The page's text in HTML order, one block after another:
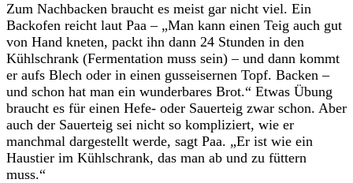
Zum Nachbacken braucht es meist gar nicht viel. Ein
Backofen reicht laut Paa – „Man kann einen Teig auch gut
von Hand kneten, packt ihn dann 24 Stunden in den
Kühlschrank (Fermentation muss sein) – und dann kommt
er aufs Blech oder in einen gusseisernen Topf. Backen –
und schon hat man ein wunderbares Brot.“ Etwas Übung
braucht es für einen Hefe- oder Sauerteig zwar schon. Aber
auch der Sauerteig sei nicht so kompliziert, wie er
manchmal dargestellt werde, sagt Paa. „Er ist wie ein
Haustier im Kühlschrank, das man ab und zu füttern
muss.“